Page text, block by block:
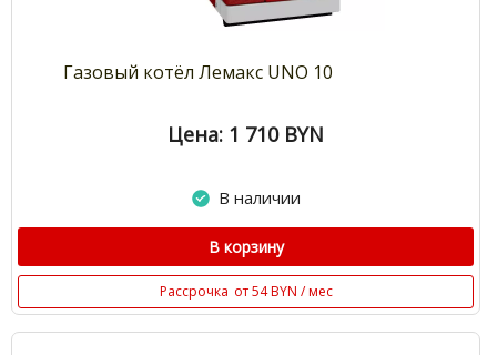
Газовый котёл Лемакс UNO 10
Цена: 1 710 BYN
В наличии
В корзину
Рассрочка от 54 BYN / мес